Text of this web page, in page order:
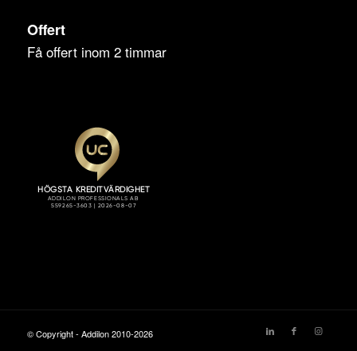
Offert
Få offert inom 2 timmar
© Copyright - Addilon 2010-2026